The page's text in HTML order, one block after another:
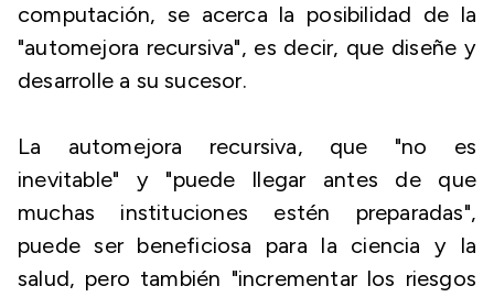
computación, se acerca la posibilidad de la
"automejora recursiva", es decir, que diseñe y
desarrolle a su sucesor.
La automejora recursiva, que "no es
inevitable" y "puede llegar antes de que
muchas instituciones estén preparadas",
puede ser beneficiosa para la ciencia y la
salud, pero también "incrementar los riesgos